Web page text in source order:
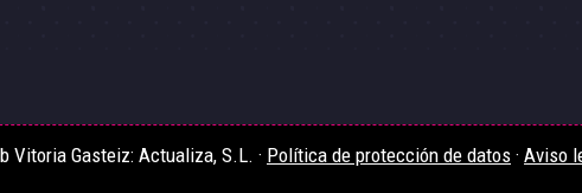
Vitoria Gasteiz: Actualiza, S.L. · Política de protección de datos · Aviso